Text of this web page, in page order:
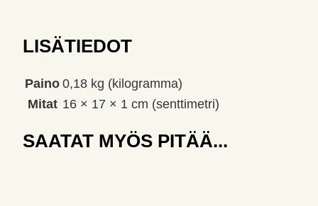
LISÄTIEDOT
Paino 0,18 kg (kilogramma)
Mitat 16 × 17 × 1 cm (senttimetri)
SAATAT MYÖS PITÄÄ...